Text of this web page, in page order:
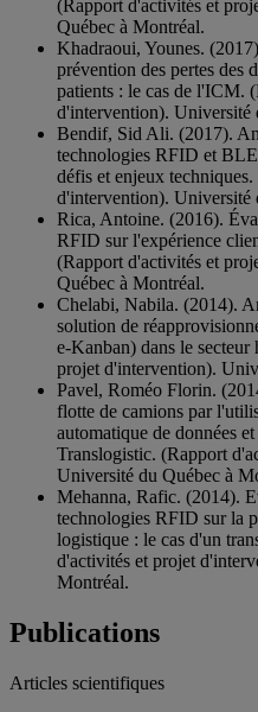
(Rapport d'activités et
Québec à Montréal.
Khadraoui, Younes.
prévention des pertes des
patients : le cas de l'ICM.
d'intervention). Université
Bendif, Sid Ali. (2017).
technologies RFID et
défis et enjeux
d'intervention). Université
Rica, Antoine. (2016).
RFID sur l'expérience
(Rapport d'activités et
Québec à Montréal.
Chelabi, Nabila. (2014).
solution de
e-Kanban) dans le
projet d'intervention).
Pavel, Roméo Florin.
flotte de camions par
automatique de données
Translogistic. (Rapport
Université du Québec à
Mehanna, Rafic. (2014).
technologies RFID sur la
logistique : le cas d'un
d'activités et projet
Montréal.
Publications
Articles scientifiques